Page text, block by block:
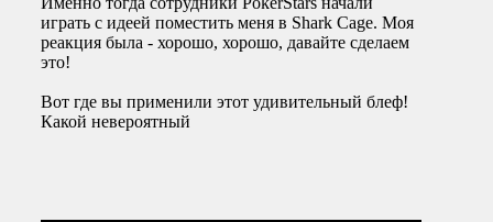
играть с идеей поместить меня в Shark Cage. Моя
реакция была - хорошо, хорошо, давайте сделаем
это!
Вот где вы применили этот удивительный блеф!
Какой невероятный